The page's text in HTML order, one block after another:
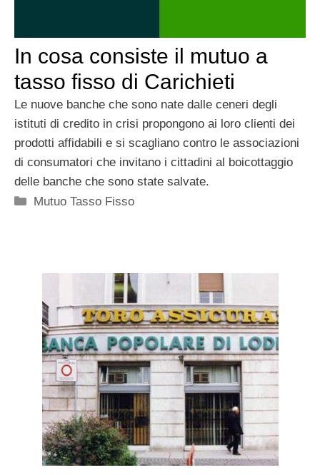
In cosa consiste il mutuo a
tasso fisso di Carichieti
Le nuove banche che sono nate dalle ceneri degli
istituti di credito in crisi propongono ai loro clienti dei
prodotti affidabili e si scagliano contro le associazioni
di consumatori che invitano i cittadini al boicottaggio
delle banche che sono state salvate.
Categorie
Mutuo Tasso Fisso